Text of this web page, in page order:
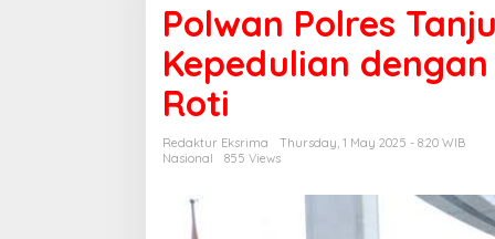
l
w
a
n
l
s
Polwan Polres
Kepedulian
Roti
Redaktur Eksrima
Thursday, 1 May 2025 - 8:20 WIB
Nasional
855 Views